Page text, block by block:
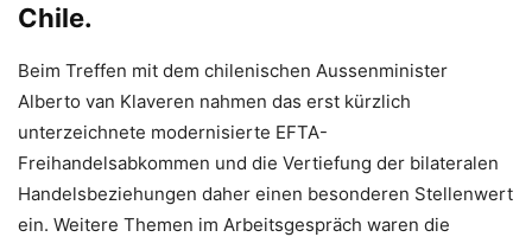
Chile.
Beim Treffen mit dem chilenischen Aussenminister
Alberto van Klaveren nahmen das erst kürzlich
unterzeichnete modernisierte EFTA-
Freihandelsabkommen und die Vertiefung der bilateralen
Handelsbeziehungen daher einen besonderen Stellenwert
ein. Weitere Themen im Arbeitsgespräch waren die